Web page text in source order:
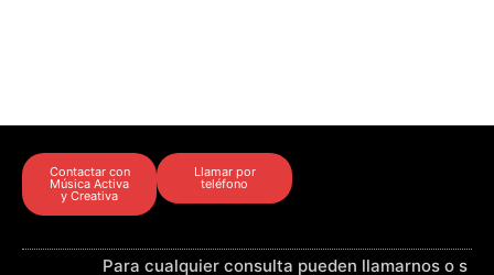
Contactar con
Música Activa
y Creativa
Llamar por
teléfono
Para cualquier consulta pueden llamarnos o s